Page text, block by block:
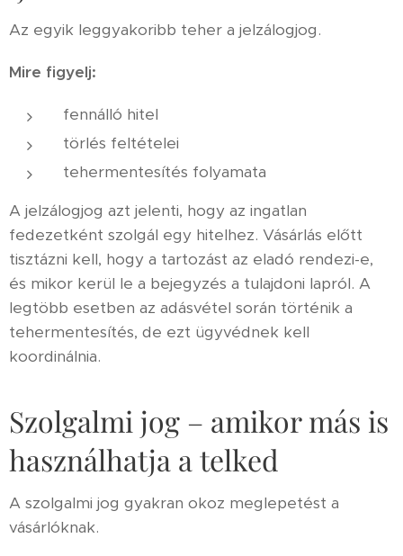
Az egyik leggyakoribb teher a jelzálogjog.
Mire figyelj:
fennálló hitel
törlés feltételei
tehermentesítés folyamata
A jelzálogjog azt jelenti, hogy az ingatlan
fedezetként szolgál egy hitelhez. Vásárlás előtt
tisztázni kell, hogy a tartozást az eladó rendezi-e,
és mikor kerül le a bejegyzés a tulajdoni lapról. A
legtöbb esetben az adásvétel során történik a
tehermentesítés, de ezt ügyvédnek kell
koordinálnia.
Szolgalmi jog – amikor más is
használhatja a telked
A szolgalmi jog gyakran okoz meglepetést a
vásárlóknak.